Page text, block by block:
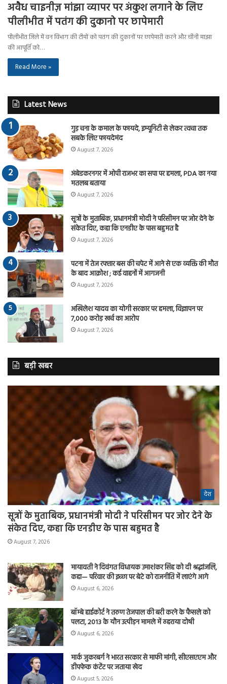
अवैध चाइनीज़ मांझा व्यापर पर अंकुश लगाने के लिए
पीलीभीत में पतंग की दुकानो पर छापेमारी
पीलीभीत जिले में वन विभाग की टीमों को पतंग की दुकानों पर छापेमारी करने और चीनी माझा
की आपूर्ति को…
Read More »
Latest News
गुड़ चना के कमाल के फायदे, इम्यूनिटी से लेकर त्वचा तक
सबके लिए फायदेमंद
August 7, 2026
अंबेडकरनगर में ओपी राजभर का सपा पर हमला, PDA का नया
मतलब बताया
August 7, 2026
सूत्रों के मुताबिक, प्रधानमंत्री मोदी ने परिसीमन पर जोर देने के
संकेत दिए, कहा कि एनडीए के पास बहुमत है
August 7, 2026
पटना में तेज रफ्तार बस की चपेट में आने से एक व्यक्ति की मौत
के बाद आक्रोश ; कई वाहनों में आगजनी
August 7, 2026
अखिलेश यादव का योगी सरकार पर हमला, विज्ञापन पर
7,000 करोड़ खर्च का आरोप
August 7, 2026
बड़ी खबर
देश
सूत्रों के मुताबिक, प्रधानमंत्री मोदी ने परिसीमन पर जोर देने के
संकेत दिए, कहा कि एनडीए के पास बहुमत है
August 7, 2026
मायावती ने दिवंगत विधायक उमाशंकर सिंह को दी श्रद्धांजलि,
कहा— परिवार की इच्छा पर बेटे को राजनीति में लाएंगे आगे
August 6, 2026
बॉम्बे हाईकोर्ट ने तरुण तेजपाल की बरी करने के फैसले को
पलटा, 2013 के यौन उत्पीड़न मामले में ठहराया दोषी
August 6, 2026
मार्क जुकरबर्ग ने भारत सरकार से माफी मांगी, सीएसएएम और
डीपफेक कंटेंट पर जताया खेद
August 5, 2026